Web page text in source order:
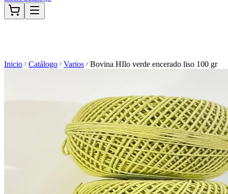
Inicio Catálogo Varios Bovina HIlo verde encerado liso 100 gr